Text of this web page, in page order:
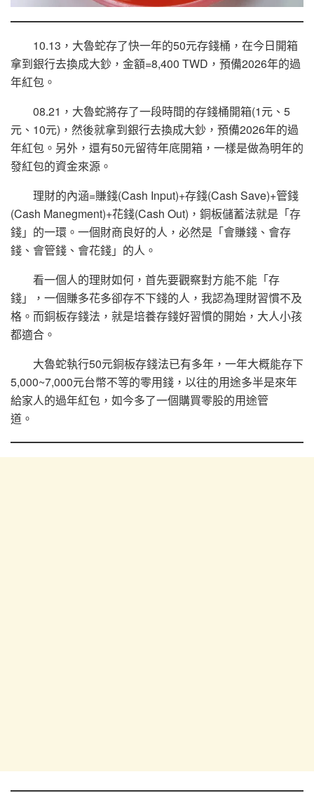
10.13，大魯蛇存了快一年的50元存錢桶，在今日開箱
拿到銀行去換成大鈔，金額=8,400 TWD，預備2026年的過
年紅包。
08.21，大魯蛇將存了一段時間的存錢桶開箱(1元、5
元、10元)，然後就拿到銀行去換成大鈔，預備2026年的過
年紅包。另外，還有50元留待年底開箱，一樣是做為明年的
發紅包的資金來源。
理財的內涵=賺錢(Cash Input)+存錢(Cash Save)+管錢
(Cash Manegment)+花錢(Cash Out)，銅板儲蓄法就是「存
錢」的一環。一個財商良好的人，必然是「會賺錢、會存
錢、會管錢、會花錢」的人。
看一個人的理財如何，首先要觀察對方能不能「存
錢」，一個賺多花多卻存不下錢的人，我認為理財習慣不及
格。而銅板存錢法，就是培養存錢好習慣的開始，大人小孩
都適合。
大魯蛇執行50元銅板存錢法已有多年，一年大概能存下
5,000~7,000元台幣不等的零用錢，以往的用途多半是來年
給家人的過年紅包，如今多了一個購買零股的用途管
道。